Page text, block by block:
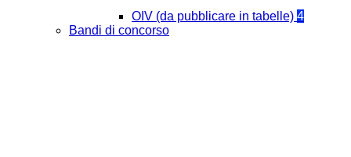
OIV (da pubblicare in tabelle) 4
Bandi di concorso